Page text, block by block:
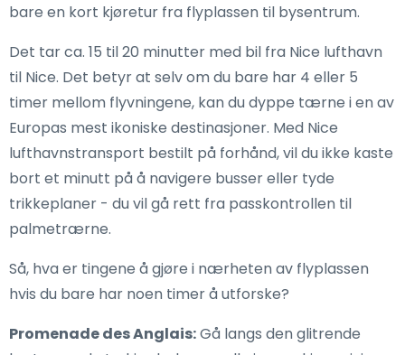
bare en kort kjøretur fra flyplassen til bysentrum.
Det tar ca. 15 til 20 minutter med bil fra Nice lufthavn
til Nice. Det betyr at selv om du bare har 4 eller 5
timer mellom flyvningene, kan du dyppe tærne i en av
Europas mest ikoniske destinasjoner. Med Nice
lufthavnstransport bestilt på forhånd, vil du ikke kaste
bort et minutt på å navigere busser eller tyde
trikkeplaner - du vil gå rett fra passkontrollen til
palmetrærne.
Så, hva er tingene å gjøre i nærheten av flyplassen
hvis du bare har noen timer å utforske?
Promenade des Anglais:Gå langs den glitrende